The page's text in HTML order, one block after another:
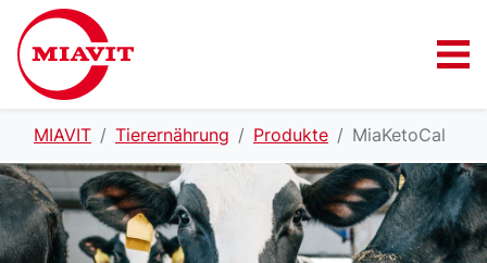
MIAVIT Tierernährung Produkte MiaKetoCal